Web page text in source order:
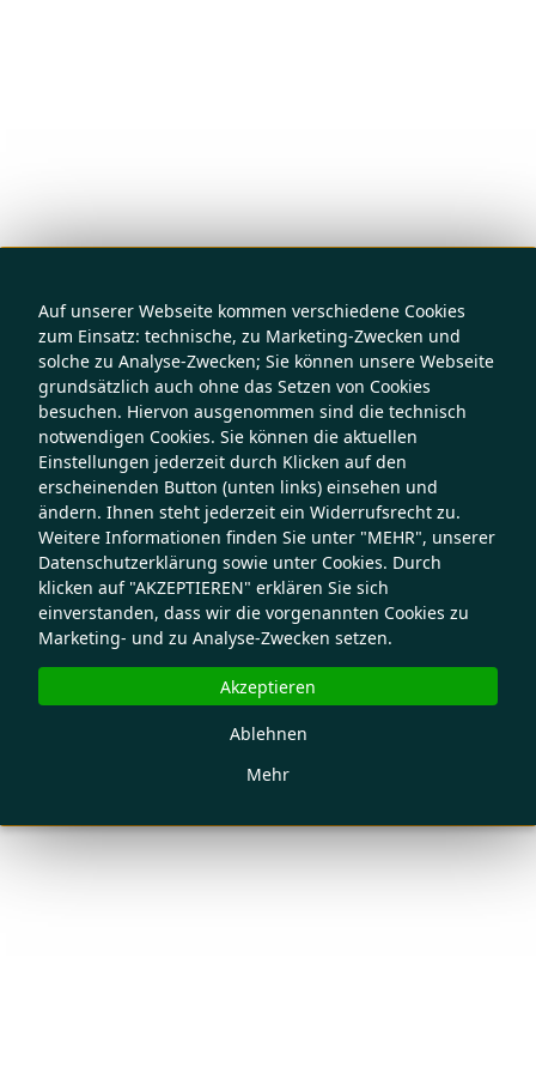
Auf unserer Webseite kommen verschiedene Cookies
zum Einsatz: technische, zu Marketing-Zwecken und
solche zu Analyse-Zwecken; Sie können unsere Webseite
grundsätzlich auch ohne das Setzen von Cookies
besuchen. Hiervon ausgenommen sind die technisch
notwendigen Cookies. Sie können die aktuellen
Einstellungen jederzeit durch Klicken auf den
erscheinenden Button (unten links) einsehen und
ändern. Ihnen steht jederzeit ein Widerrufsrecht zu.
Weitere Informationen finden Sie unter "MEHR", unserer
Datenschutzerklärung sowie unter Cookies. Durch
klicken auf "AKZEPTIEREN" erklären Sie sich
einverstanden, dass wir die vorgenannten Cookies zu
Marketing- und zu Analyse-Zwecken setzen.
Mehr
Ablehnen
Akzeptieren